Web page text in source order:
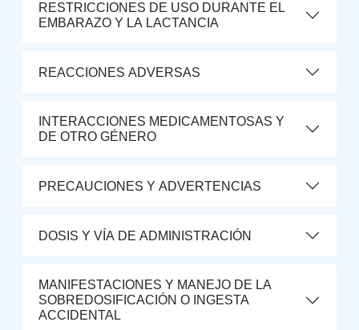
RESTRICCIONES DE USO DURANTE EL
EMBARAZO Y LA LACTANCIA
REACCIONES ADVERSAS
INTERACCIONES MEDICAMENTOSAS Y
DE OTRO GÉNERO
PRECAUCIONES Y ADVERTENCIAS
DOSIS Y VÍA DE ADMINISTRACIÓN
MANIFESTACIONES Y MANEJO DE LA
SOBREDOSIFICACIÓN O INGESTA
ACCIDENTAL